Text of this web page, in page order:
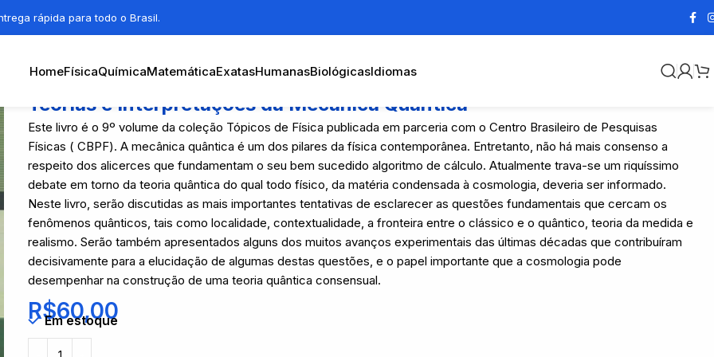
rápida para todo o Brasil.
HomeFísicaQuímicaMatemáticaExatasHumanasBiológicasIdiomas
Teorias e Interpretações da Mecânica Quântica
Este livro é o 9º volume da coleção Tópicos de Física publicada em parceria com o Centro Brasileiro de Pesquisas
Físicas ( CBPF). A mecânica quântica é um dos pilares da física contemporânea. Entretanto, não há mais consenso a
respeito dos alicerces que fundamentam o seu bem sucedido algoritmo de cálculo. Atualmente trava-se um riquíssimo
debate em torno da teoria quântica do qual todo físico, da matéria condensada à cosmologia, deveria ser informado.
Neste livro, serão discutidas as mais importantes tentativas de esclarecer as questões fundamentais que cercam os
fenômenos quânticos, tais como localidade, contextualidade, a fronteira entre o clássico e o quântico, teoria da medida e
realismo. Serão também apresentados alguns dos muitos avanços experimentais das últimas décadas que contribuíram
decisivamente para a elucidação de algumas destas questões, e o papel importante que a cosmologia pode
desempenhar na construção de uma teoria quântica consensual.
R$60,00
Em estoque